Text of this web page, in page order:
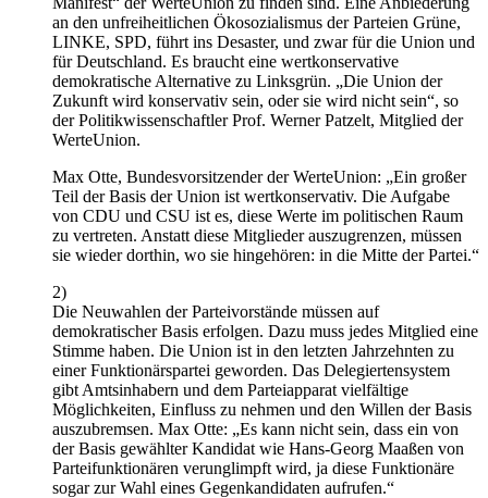
an den unfreiheitlichen Ökosozialismus der Parteien Grüne,
LINKE, SPD, führt ins Desaster, und zwar für die Union und
für Deutschland. Es braucht eine wertkonservative
demokratische Alternative zu Linksgrün. „Die Union der
Zukunft wird konservativ sein, oder sie wird nicht sein“, so
der Politikwissenschaftler Prof. Werner Patzelt, Mitglied der
WerteUnion.
Max Otte, Bundesvorsitzender der WerteUnion: „Ein großer
Teil der Basis der Union ist wertkonservativ. Die Aufgabe
von CDU und CSU ist es, diese Werte im politischen Raum
zu vertreten. Anstatt diese Mitglieder auszugrenzen, müssen
sie wieder dorthin, wo sie hingehören: in die Mitte der Partei.“
2)
Die Neuwahlen der Parteivorstände müssen auf
demokratischer Basis erfolgen. Dazu muss jedes Mitglied eine
Stimme haben. Die Union ist in den letzten Jahrzehnten zu
einer Funktionärspartei geworden. Das Delegiertensystem
gibt Amtsinhabern und dem Parteiapparat vielfältige
Möglichkeiten, Einfluss zu nehmen und den Willen der Basis
auszubremsen. Max Otte: „Es kann nicht sein, dass ein von
der Basis gewählter Kandidat wie Hans-Georg Maaßen von
Parteifunktionären verunglimpft wird, ja diese Funktionäre
sogar zur Wahl eines Gegenkandidaten aufrufen.“